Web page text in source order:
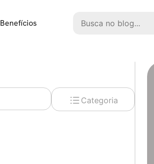
Benefícios
Categoria